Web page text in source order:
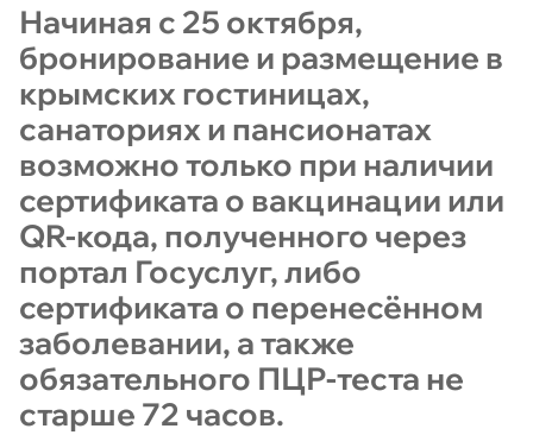
Начиная с 25 октября,
бронирование и размещение в
крымских гостиницах,
санаториях и пансионатах
возможно только при наличии
сертификата о вакцинации или
QR-кода, полученного через
портал Госуслуг, либо
сертификата о перенесённом
заболевании, а также
обязательного ПЦР-теста не
старше 72 часов.